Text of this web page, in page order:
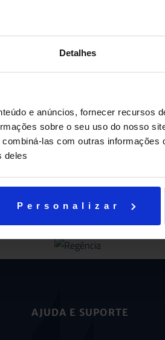
Detalhes
e anúncios, fornecer recursos
sobre o seu uso do nosso
las com outras informações
deles
Personalizar
AJUDA E SUPORTE